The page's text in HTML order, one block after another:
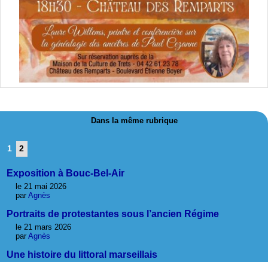
Dans la même rubrique
1 2
Exposition à Bouc-Bel-Air
le 21 mai 2026
par Agnès
Portraits de protestantes sous l’ancien Régime
le 21 mars 2026
par Agnès
Une histoire du littoral marseillais